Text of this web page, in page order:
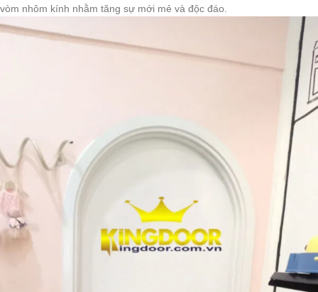
vòm nhôm kính nhằm tăng sự mới mẻ và độc đáo.